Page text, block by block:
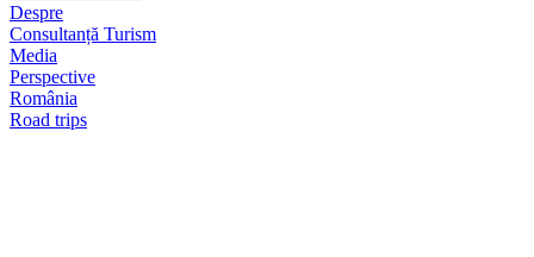
Despre
Consultanță Turism
Media
Perspective
România
Road trips